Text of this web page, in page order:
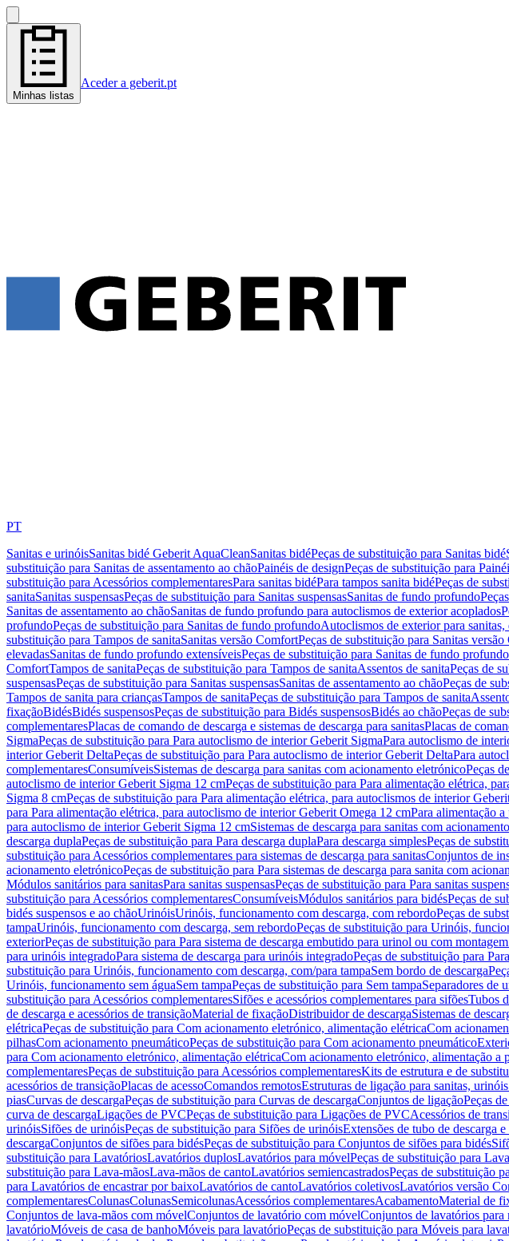
Minhas listas
Aceder a geberit.pt
PT
Sanitas e urinóisSanitas bidé Geberit AquaCleanSanitas bidéPeças de substituição para Sanitas bidé
substituição para Sanitas de assentamento ao chãoPainéis de designPeças de substituição para
substituição para Acessórios complementaresPara sanitas bidéPara tampos sanita bidéPeças de
sanitaSanitas suspensasPeças de substituição para Sanitas suspensasSanitas de fundo profundo
Sanitas de assentamento ao chãoSanitas de fundo profundo para autoclismos de exterior acoplados
profundoPeças de substituição para Sanitas de fundo profundoAutoclismos de exterior para sanitas,
substituição para Tampos de sanitaSanitas versão ComfortPeças de substituição para Sanitas
elevadasSanitas de fundo profundo extensíveisPeças de substituição para Sanitas de fundo
ComfortTampos de sanitaPeças de substituição para Tampos de sanitaAssentos de sanitaPeças de
suspensasPeças de substituição para Sanitas suspensasSanitas de assentamento ao chãoPeças de
Tampos de sanita para criançasTampos de sanitaPeças de substituição para Tampos de sanita
fixaçãoBidésBidés suspensosPeças de substituição para Bidés suspensosBidés ao chãoPeças de
complementaresPlacas de comando de descarga e sistemas de descarga para sanitasPlacas de
SigmaPeças de substituição para Para autoclismo de interior Geberit SigmaPara autoclismo de
interior Geberit DeltaPeças de substituição para Para autoclismo de interior Geberit DeltaPara
complementaresConsumíveisSistemas de descarga para sanitas com acionamento eletrónicoPeças
autoclismo de interior Geberit Sigma 12 cmPeças de substituição para Para alimentação elétrica,
Sigma 8 cmPeças de substituição para Para alimentação elétrica, para autoclismos de interior
para Para alimentação elétrica, para autoclismo de interior Geberit Omega 12 cmPara alimentação
para autoclismo de interior Geberit Sigma 12 cmSistemas de descarga para sanitas com
descarga duplaPeças de substituição para Para descarga duplaPara descarga simplesPeças de
substituição para Acessórios complementares para sistemas de descarga para sanitasConjuntos de
acionamento eletrónicoPeças de substituição para Para sistemas de descarga para sanita com
Módulos sanitários para sanitasPara sanitas suspensasPeças de substituição para Para sanitas
substituição para Acessórios complementaresConsumíveisMódulos sanitários para bidésPeças de
bidés suspensos e ao chãoUrinóisUrinóis, funcionamento com descarga, com rebordoPeças de
tampaUrinóis, funcionamento com descarga, sem rebordoPeças de substituição para Urinóis,
exteriorPeças de substituição para Para sistema de descarga embutido para urinol ou com
para urinóis integradoPara sistema de descarga para urinóis integradoPeças de substituição para
substituição para Urinóis, funcionamento com descarga, com/para tampaSem bordo de descarga
Urinóis, funcionamento sem águaSem tampaPeças de substituição para Sem tampaSeparadores de
substituição para Acessórios complementaresSifões e acessórios complementares para sifõesTubos
de descarga e acessórios de transiçãoMaterial de fixaçãoDistribuidor de descargaSistemas de
elétricaPeças de substituição para Com acionamento eletrónico, alimentação elétricaCom
pilhasCom acionamento pneumáticoPeças de substituição para Com acionamento pneumático
para Com acionamento eletrónico, alimentação elétricaCom acionamento eletrónico, alimentação a
complementaresPeças de substituição para Acessórios complementaresKits de estrutura e de
acessórios de transiçãoPlacas de acessoComandos remotosEstruturas de ligação para sanitas,
piasCurvas de descargaPeças de substituição para Curvas de descargaConjuntos de ligaçãoPeças
curva de descargaLigações de PVCPeças de substituição para Ligações de PVCAcessórios de
urinóisSifões de urinóisPeças de substituição para Sifões de urinóisExtensões de tubo de descarga
descargaConjuntos de sifões para bidésPeças de substituição para Conjuntos de sifões para bidés
substituição para LavatóriosLavatórios duplosLavatórios para móvelPeças de substituição para
substituição para Lava-mãosLava-mãos de cantoLavatórios semiencastradosPeças de substituição
para Lavatórios de encastrar por baixoLavatórios de cantoLavatórios coletivosLavatórios versão
complementaresColunasColunasSemicolunasAcessórios complementaresAcabamentoMaterial de
Conjuntos de lava-mãos com móvelConjuntos de lavatório com móvelConjuntos de lavatórios
lavatórioMóveis de casa de banhoMóveis para lavatórioPeças de substituição para Móveis para